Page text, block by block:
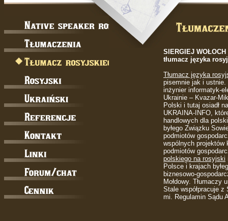
SIERGIEJ WOŁOCH
tłumacz języka
Tłumacz języka
pisemnie jak i ustnie.
inżynier informatyk-
Ukrainie – Kvazar-
Polski i tutaj osiadł
UKRAINA-INFO,
handlowych dla
byłego Związku
podmiotów
wspólnych projektów
podmiotów
polskiego na rosyjski
Polsce i krajach
biznesowo-
Mołdowy.
Stale współpracuje
mi. Regulamin Sądu